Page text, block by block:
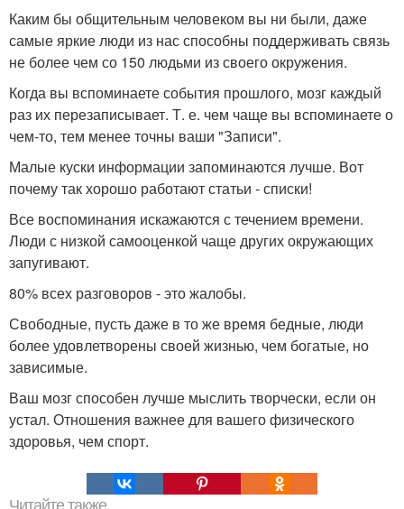
Каким бы общительным человеком вы ни были, даже
самые яркие люди из нас способны поддерживать связь
не более чем со 150 людьми из своего окружения.
Когда вы вспоминаете события прошлого, мозг каждый
раз их перезаписывает. Т. е. чем чаще вы вспоминаете о
чем-то, тем менее точны ваши "Записи".
Малые куски информации запоминаются лучше. Вот
почему так хорошо работают статьи - списки!
Все воспоминания искажаются с течением времени.
Люди с низкой самооценкой чаще других окружающих
запугивают.
80% всех разговоров - это жалобы.
Свободные, пусть даже в то же время бедные, люди
более удовлетворены своей жизнью, чем богатые, но
зависимые.
Ваш мозг способен лучше мыслить творчески, если он
устал. Отношения важнее для вашего физического
здоровья, чем спорт.